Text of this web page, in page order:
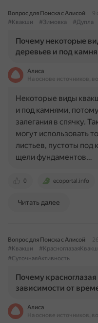
Вопрос для Поиска с Алисой
9
#Квакши
#Зимовка #Дупла
Почему некоторые
деревьев и под
Алиса
На основе источников,
0 ecoportal.info
Некоторые виды
и под камнями,
залегания в спячку.
могут использовать
листьев, пустоты
щели фундаментов…
Читать далее
Вопрос для Поиска с Алисой
#Квакши
#СуточнаяАктивность
Почему
зависимости от
Алиса
На основе источников,